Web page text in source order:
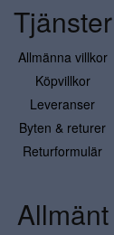
Tjänster
Allmänna villkor
Köpvillkor
Leveranser
Byten & returer
Returformulär
Allmänt